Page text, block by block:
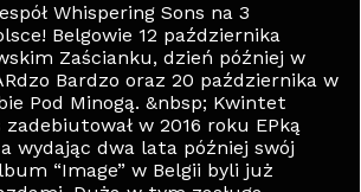
Whispering Sons na 3
Belgowie 12 października
Zaścianku, dzień później w
Bardzo oraz 20 października w
Pod Minogą. &nbsp; Kwintet
zadebiutował w 2016 roku EPką
a wydając dwa lata później swój
“Image” w Belgii byli już